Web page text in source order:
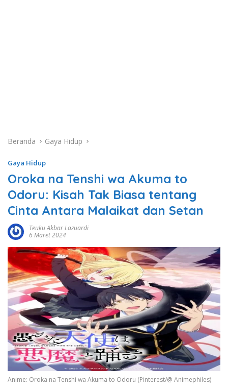
Beranda Gaya Hidup
Gaya Hidup
Oroka na Tenshi wa Akuma to
Odoru: Kisah Tak Biasa tentang
Cinta Antara Malaikat dan Setan
Teuku Akbar Lazuardi
6 Maret 2024
Anime: Oroka na Tenshi wa Akuma to Odoru (Pinterest/@ Animephiles)